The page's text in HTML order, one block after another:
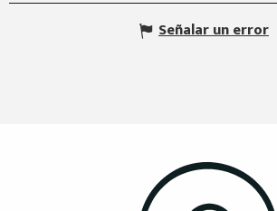
Señalar un error